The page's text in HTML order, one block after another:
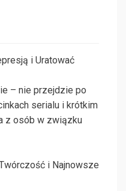
i Uratować
– nie przejdzie po
serialu i krótkim
z osób w związku
i Najnowsze